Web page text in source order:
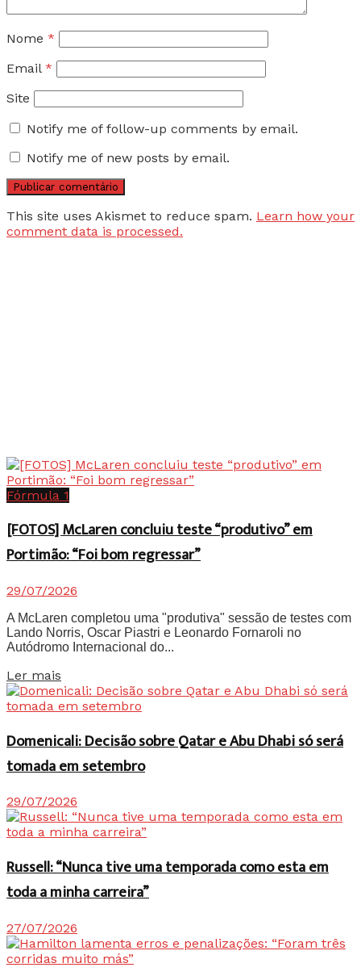
Nome *
Email *
Site
Notify me of follow-up comments by email.
Notify me of new posts by email.
This site uses Akismet to reduce spam. Learn how your
comment data is processed.
Fórmula 1
[FOTOS] McLaren concluiu teste “produtivo” em
Portimão: “Foi bom regressar”
29/07/2026
A McLaren completou uma "produtiva" sessão de testes com
Lando Norris, Oscar Piastri e Leonardo Fornaroli no
Autódromo Internacional do...
Ler mais
Domenicali: Decisão sobre Qatar e Abu Dhabi só será
tomada em setembro
29/07/2026
Russell: “Nunca tive uma temporada como esta em
toda a minha carreira”
27/07/2026